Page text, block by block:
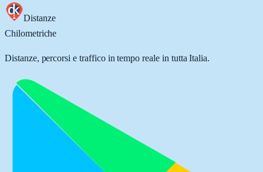
Distanze
Chilometriche
Distanze, percorsi e traffico in tempo reale in tutta Italia.